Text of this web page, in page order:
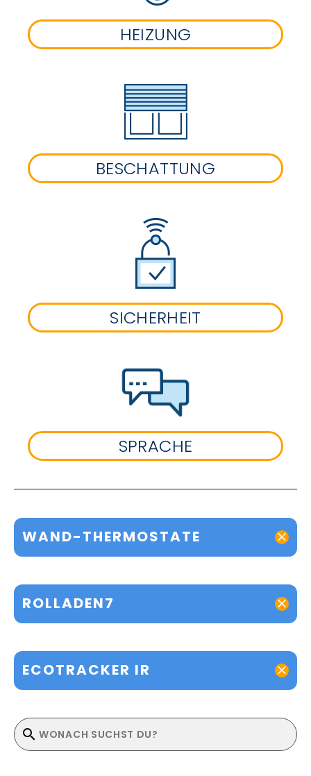
HEIZUNG
BESCHATTUNG
SICHERHEIT
SPRACHE
WAND-THERMOSTATE
ROLLADEN7
ECOTRACKER IR